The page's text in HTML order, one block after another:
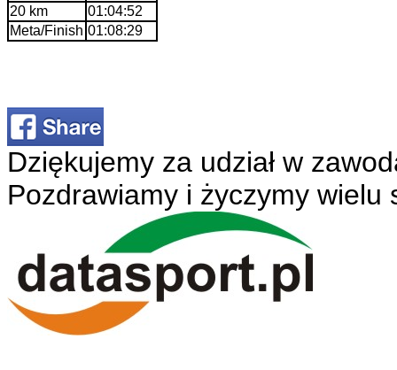
20 km
01:04:52
Meta/Finish 01:08:29
Dziękujemy za udział w
Pozdrawiamy i życzymy wielu